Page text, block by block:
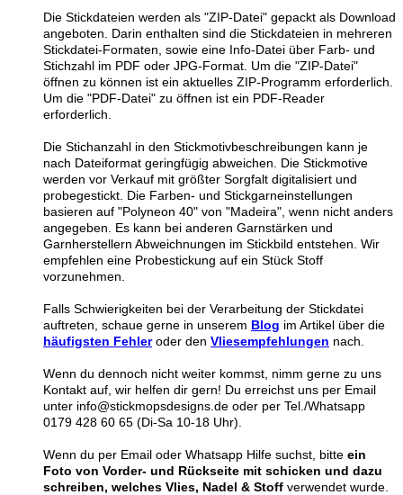
Die Stickdateien werden als "ZIP-Datei" gepackt als Download
angeboten. Darin enthalten sind die Stickdateien in mehreren
Stickdatei-Formaten, sowie eine Info-Datei über Farb- und
Stichzahl im PDF oder JPG-Format. Um die "ZIP-Datei"
öffnen zu können ist ein aktuelles ZIP-Programm erforderlich.
Um die "PDF-Datei" zu öffnen ist ein PDF-Reader
erforderlich.
Die Stichanzahl in den Stickmotivbeschreibungen kann je
nach Dateiformat geringfügig abweichen. Die Stickmotive
werden vor Verkauf mit größter Sorgfalt digitalisiert und
probegestickt. Die Farben- und Stickgarneinstellungen
basieren auf "Polyneon 40" von "Madeira", wenn nicht anders
angegeben. Es kann bei anderen Garnstärken und
Garnherstellern Abweichnungen im Stickbild entstehen. Wir
empfehlen eine Probestickung auf ein Stück Stoff
vorzunehmen.
Falls Schwierigkeiten bei der Verarbeitung der Stickdatei
auftreten, schaue gerne in unserem Blog im Artikel über die
häufigsten Fehleroder den Vliesempfehlungen nach.
Wenn du dennoch nicht weiter kommst, nimm gerne zu uns
Kontakt auf, wir helfen dir gern! Du erreichst uns per Email
unter info@stickmopsdesigns.de oder per Tel./Whatsapp
0179 428 60 65 (Di-Sa 10-18 Uhr).
Wenn du per Email oder Whatsapp Hilfe suchst, bitte ein
Foto von Vorder- und Rückseite mit schicken und dazu
schreiben, welches Vlies, Nadel & Stoff verwendet wurde.